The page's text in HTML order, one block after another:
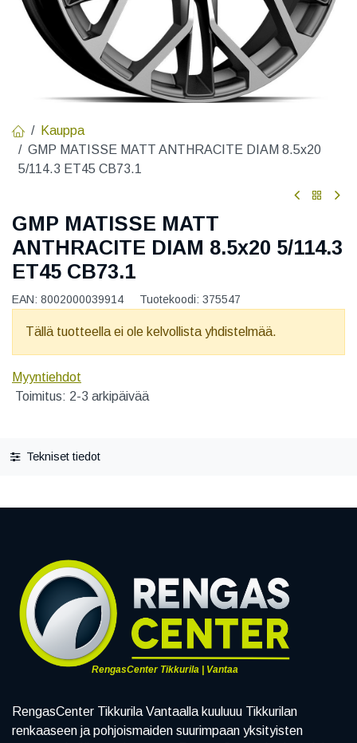
Kauppa
GMP MATISSE MATT ANTHRACITE DIAM 8.5x20
5/114.3 ET45 CB73.1
GMP MATISSE MATT
ANTHRACITE DIAM 8.5x20 5/114.3
ET45 CB73.1
EAN: 8002000039914 Tuotekoodi: 375547
Tällä tuotteella ei ole kelvollista yhdistelmää.
Myyntiehdot
Toimitus: 2-3 arkipäivää
Tekniset tiedot
RengasCenter Tikkurila | Vantaa
RengasCenter Tikkurila Vantaalla kuuluuu Tikkurilan
renkaaseen ja pohjoismaiden suurimpaan yksityisten